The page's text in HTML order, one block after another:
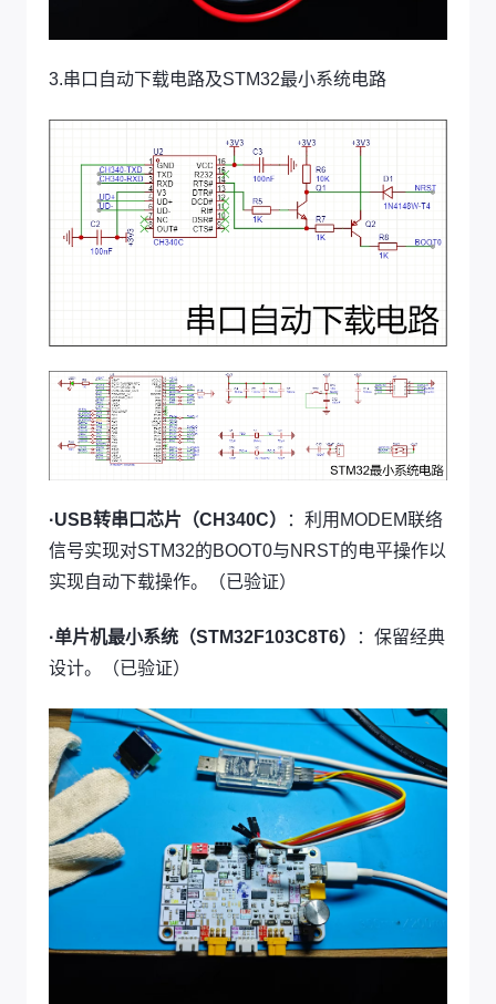
3.串口自动下载电路及STM32最小系统电路
·USB转串口芯片（CH340C）
：利用MODEM联络
信号实现对STM32的BOOT0与NRST的电平操作以
实现自动下载操作。（已验证）
·单片机最小系统（STM32F103C8T6）
：保留经典
设计。（已验证）